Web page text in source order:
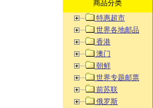
商品分类
特惠超市
世界各地邮品
香港
澳门
朝鲜
世界专题邮票
前苏联
俄罗斯